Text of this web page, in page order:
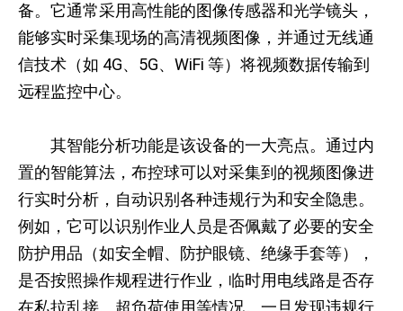
备。它通常采用高性能的图像传感器和光学镜头，
能够实时采集现场的高清视频图像，并通过无线通
信技术（如 4G、5G、WiFi 等）将视频数据传输到
远程监控中心。
其智能分析功能是该设备的一大亮点。通过内
置的智能算法，布控球可以对采集到的视频图像进
行实时分析，自动识别各种违规行为和安全隐患。
例如，它可以识别作业人员是否佩戴了必要的安全
防护用品（如安全帽、防护眼镜、绝缘手套等），
是否按照操作规程进行作业，临时用电线路是否存
在私拉乱接、超负荷使用等情况。一旦发现违规行